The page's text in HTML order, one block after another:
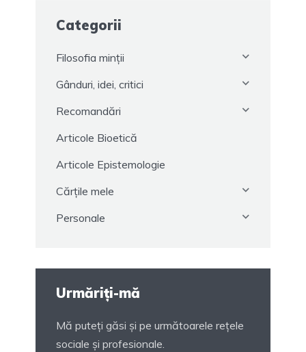
Categorii
Filosofia minții
Gânduri, idei, critici
Recomandări
Articole Bioetică
Articole Epistemologie
Cărțile mele
Personale
Urmăriți-mă
Mă puteți găsi și pe următoarele rețele
sociale și profesionale.